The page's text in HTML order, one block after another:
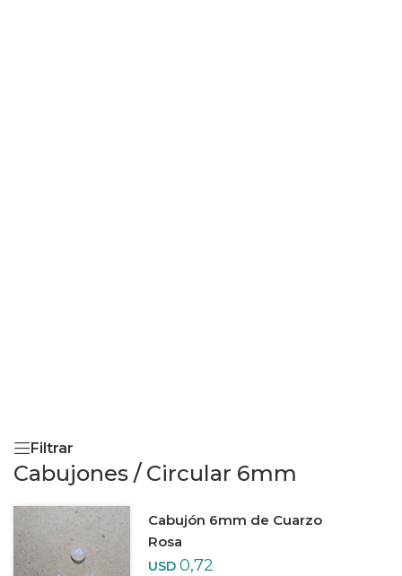
Filtrar
Cabujones / Circular 6mm
Cabujón 6mm de Cuarzo
Rosa
USD 0,72